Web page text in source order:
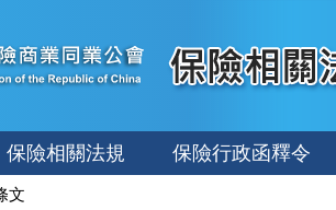
保險相關法規 保險行政函釋令
文